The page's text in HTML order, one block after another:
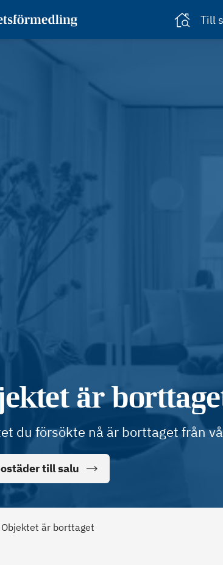
Till
är
du försökte nå är borttaget från
till salu
Objektet är borttaget